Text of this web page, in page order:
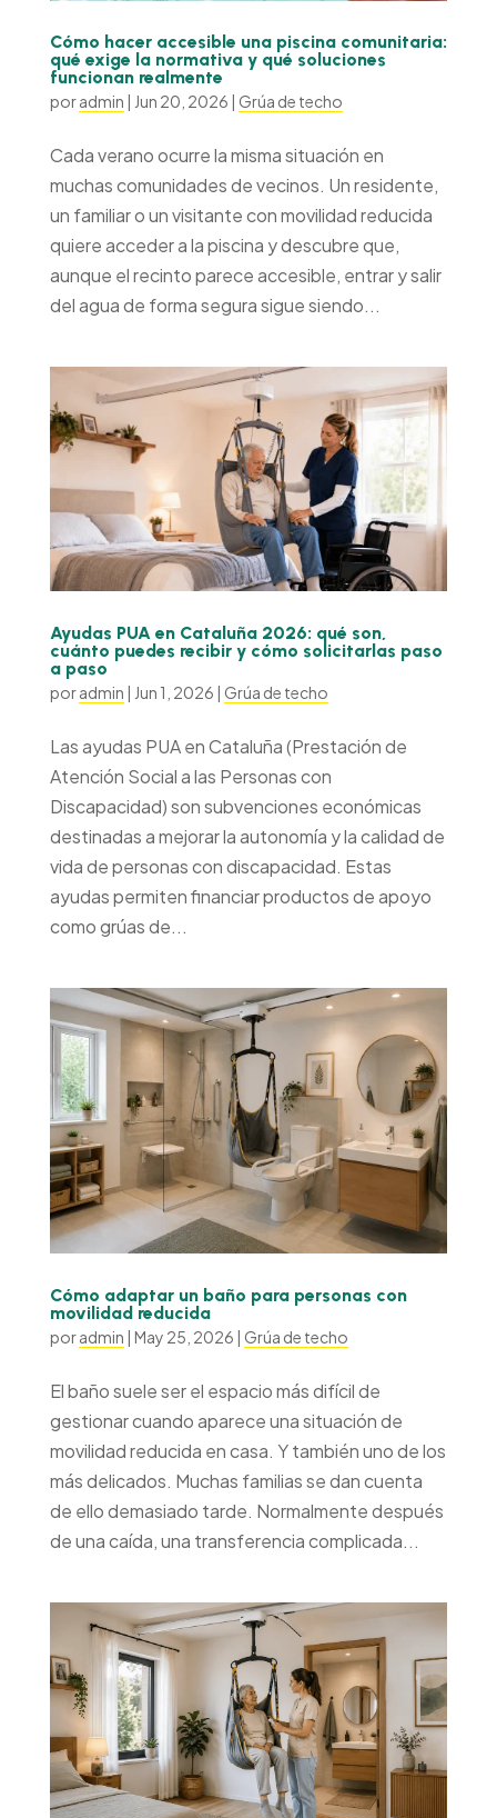
Cómo hacer accesible una piscina comunitaria:
qué exige la normativa y qué soluciones
funcionan realmente
poradmin Jun 20, 2026 Grúa de techo
Cada verano ocurre la misma situación en
muchas comunidades de vecinos. Un residente,
un familiar o un visitante con movilidad reducida
quiere acceder a la piscina y descubre que,
aunque el recinto parece accesible, entrar y salir
del agua de forma segura sigue siendo...
Ayudas PUA en Cataluña 2026: qué son,
cuánto puedes recibir y cómo solicitarlas paso
a paso
poradmin | Jun 1, 2026 | Grúa de techo
Las ayudas PUA en Cataluña (Prestación de
Atención Social a las Personas con
Discapacidad) son subvenciones económicas
destinadas a mejorar la autonomía y la calidad de
vida de personas con discapacidad. Estas
ayudas permiten financiar productos de apoyo
como grúas de...
Cómo adaptar un baño para personas con
movilidad reducida
poradmin | May 25, 2026 | Grúa de techo
El baño suele ser el espacio más difícil de
gestionar cuando aparece una situación de
movilidad reducida en casa. Y también uno de los
más delicados. Muchas familias se dan cuenta
de ello demasiado tarde. Normalmente después
de una caída, una transferencia complicada...